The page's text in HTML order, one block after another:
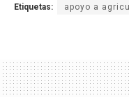
Etiquetas: apoyo a